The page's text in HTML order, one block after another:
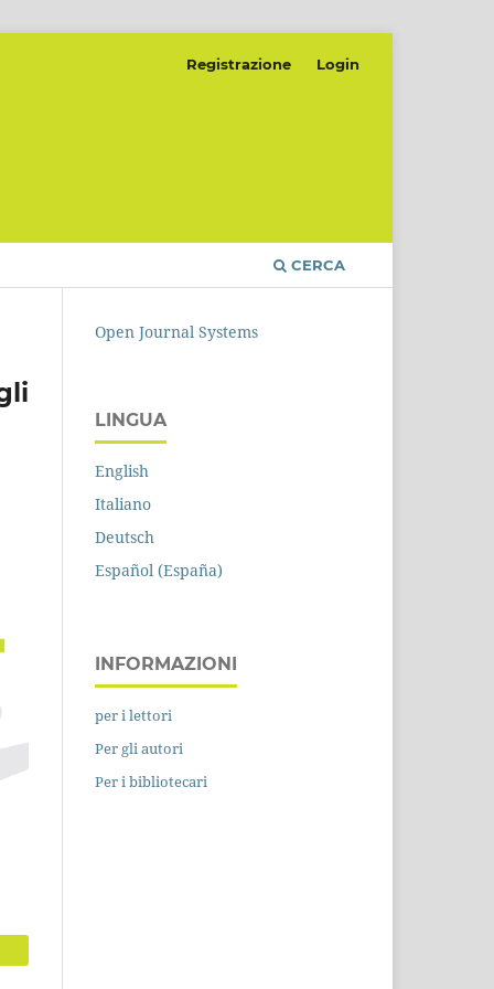
CERCA
Registrazione Login
Open Journal Systems
LINGUA
English
Italiano
Deutsch
Español (España)
INFORMAZIONI
per i lettori
Per gli autori
Per i bibliotecari